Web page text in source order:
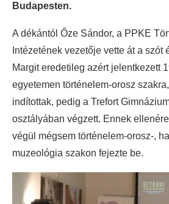
Budapesten.
A dékántól Őze Sándor, a PPKE
Intézetének vezetője vette át a szót
Margit eredetileg azért jelentkezett
egyetemen történelem-orosz
indítottak, pedig a Trefort
osztályában végzett. Ennek
végül mégsem történelem-orosz-,
muzeológia szakon fejezte be.